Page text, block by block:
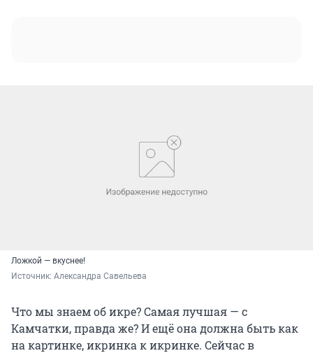
Ложкой — вкуснее!
Источник: Александра Савельева
Что мы знаем об икре? Самая лучшая — с
Камчатки, правда же? И ещё она должна быть как
на картинке, икринка к икринке. Сейчас в